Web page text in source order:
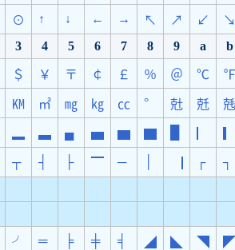
⊙ ↑ ↓ ← → ↖ ↗ ↙
↘
3 4 5 6 7 8 9 a
b
＄ ￥ 〒 ￠ ￡ ％ ＠ ℃ ℉
㏎ ㎡ ㎎ ㎏ ㏄ ° 兙 兛 兞
▂ ▃ ▄ ▅ ▆
┬ ┤ ├ ─ ┌
┐
╯ ═ ╞ ╪ ╡ ◢ ◣ ◥ ◤